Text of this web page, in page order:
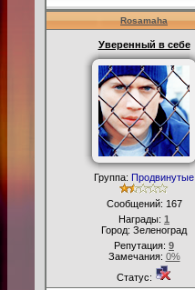
Rosamaha
Уверенный в себе
Группа: Продвинутые
Сообщений: 167
Награды: 1
Город: Зеленоград
Репутация: 9
Замечания: 0%
Статус: